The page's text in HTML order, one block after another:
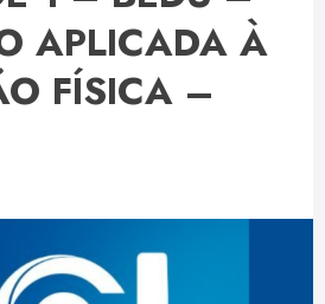
APLICADA À
FÍSICA –